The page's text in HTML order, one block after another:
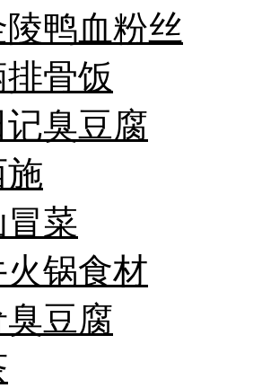
鸭血粉丝
骨饭
记臭豆腐
施
冒菜
锅食材
豆腐